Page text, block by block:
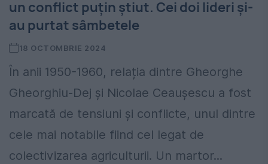
un conflict puțin știut. Cei doi lideri și-
au purtat sâmbetele
18 OCTOMBRIE 2024
În anii 1950-1960, relația dintre Gheorghe
Gheorghiu-Dej și Nicolae Ceaușescu a fost
marcată de tensiuni și conflicte, unul dintre
cele mai notabile fiind cel legat de
colectivizarea agriculturii. Un martor...